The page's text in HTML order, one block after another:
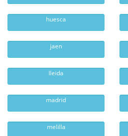
huesca
jaen
lleida
madrid
melilla